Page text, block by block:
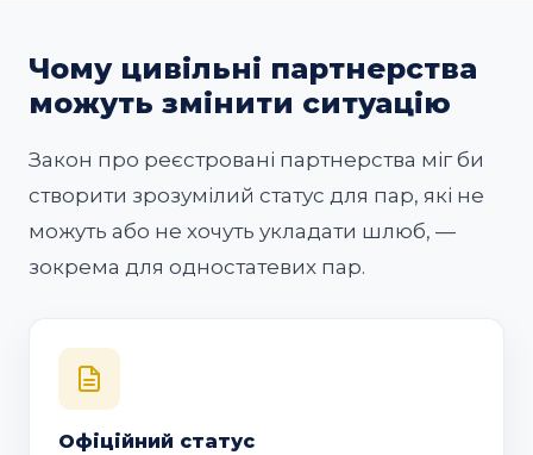
Чому цивільні партнерства
можуть змінити ситуацію
Закон про реєстровані партнерства міг би
створити зрозумілий статус для пар, які не
можуть або не хочуть укладати шлюб, —
зокрема для одностатевих пар.
Офіційний статус